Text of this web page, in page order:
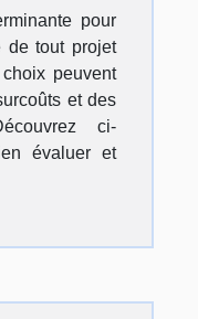
pour
de tout projet
peuvent
et des
ci-
évaluer et